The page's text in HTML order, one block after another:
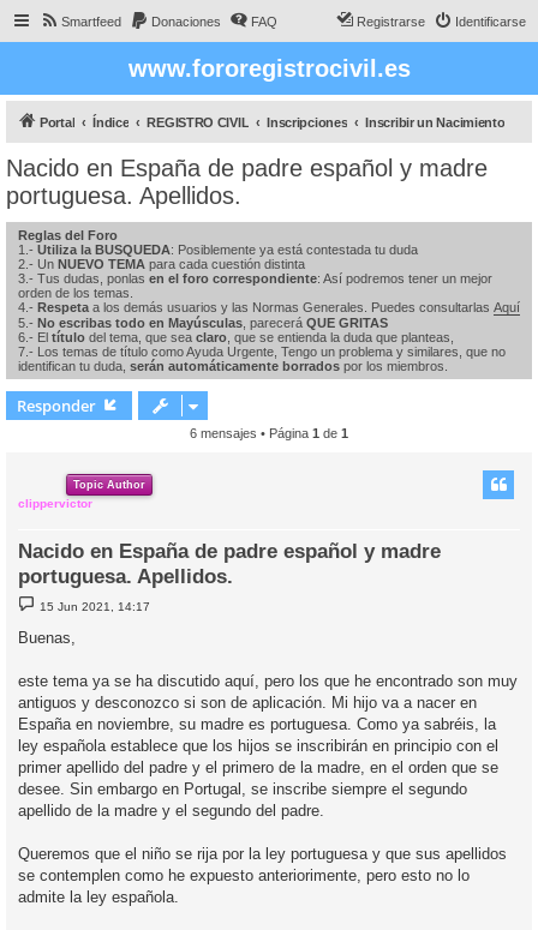
Smartfeed Donaciones FAQ Identificarse
Registrarse
www.fororegistrocivil.es
Portal Índice REGISTRO CIVIL Inscripciones Inscribir un Nacimiento
Nacido en España de padre español y madre
portuguesa. Apellidos.
Reglas del Foro
1.- Utiliza la BUSQUEDA: Posiblemente ya está contestada tu duda
2.- Un NUEVO TEMA para cada cuestión distinta
3.- Tus dudas, ponlas en el foro correspondiente: Así podremos tener un mejor
orden de los temas.
4.- Respeta a los demás usuarios y las Normas Generales. Puedes consultarlas Aquí
5.- No escribas todo en Mayúsculas , parecerá QUE GRITAS
6.- El título del tema, que sea claro , que se entienda la duda que planteas,
7.- Los temas de título como Ayuda Urgente, Tengo un problema y similares, que no
identifican tu duda, serán automáticamente borrados por los miembros.
Responder
6 mensajes • Página 1 de 1
Topic Author
clippervictor
Nacido en España de padre español y madre
portuguesa. Apellidos.
M
e
s
e
15 Jun 2021, 14:17
Buenas,
este tema ya se ha discutido aquí, pero los que he encontrado son muy
antiguos y desconozco si son de aplicación. Mi hijo va a nacer en
España en noviembre, su madre es portuguesa. Como ya sabréis, la
ley española establece que los hijos se inscribirán en principio con el
primer apellido del padre y el primero de la madre, en el orden que se
desee. Sin embargo en Portugal, se inscribe siempre el segundo
apellido de la madre y el segundo del padre.
Queremos que el niño se rija por la ley portuguesa y que sus apellidos
se contemplen como he expuesto anteriorimente, pero esto no lo
admite la ley española.